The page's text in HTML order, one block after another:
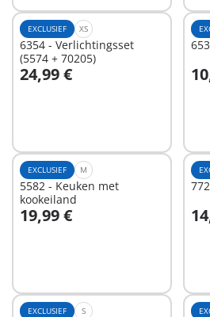
EXCLUSIEF XS
6354 - Verlichtingsset
(5574 + 70205)
24,99 €
In winkelwagen
EXCLUSIEF M
5582 - Keuken met
kookeiland
19,99 €
In winkelwagen
EXCLUSIEF S